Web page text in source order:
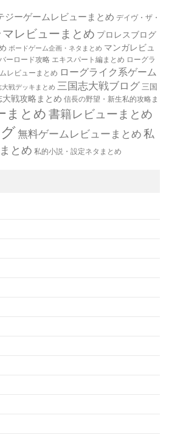
ジーゲームレビューまとめ デイヴ・ザ・
マレビューまとめ プロレスブログ
ボードゲーム企画・ネタまとめ マンガレビュ
ーロード攻略 エキスパート編まとめ ローグラ
レビューまとめ ローグライク系ゲーム
大戦デッキまとめ 三国志大戦ブログ 三国
大戦攻略まとめ 信長の野望・新生私的攻略ま
まとめ 書籍レビューまとめ
無料ゲームレビューまとめ 私
とめ 私的小説・設定ネタまとめ